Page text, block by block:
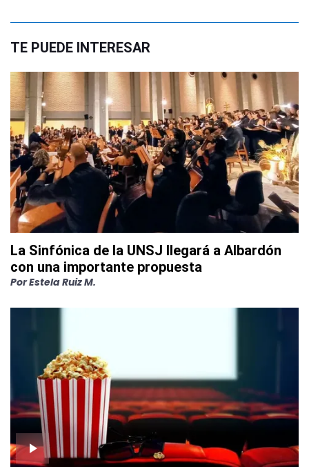
TE PUEDE INTERESAR
La Sinfónica de la UNSJ llegará a Albardón
con una importante propuesta
PorEstela Ruiz M.